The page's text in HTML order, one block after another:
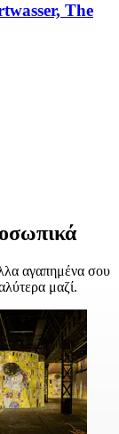
The
αγαπημένα σου
μαζί.